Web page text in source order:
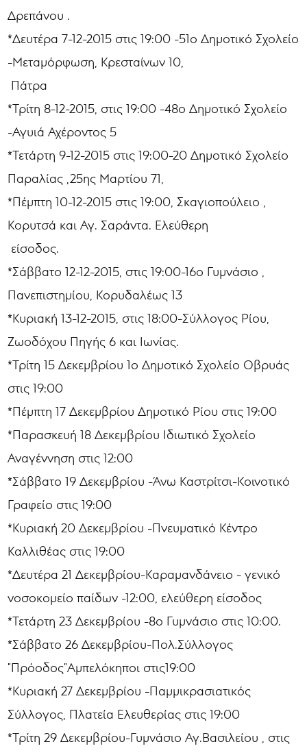
Δρεπάνου .
*Δευτέρα 7-12-2015 στις 19:00 -51ο Δημοτικό Σχολείο
-Μεταμόρφωση, Κρεσταίνων 10,
Πάτρα
*Τρίτη 8-12-2015, στις 19:00 -48ο Δημοτικό Σχολείο
-Αγυιά Αχέροντος 5
*Τετάρτη 9-12-2015 στις 19:00-20 Δημοτικό Σχολείο
Παραλίας ,25ης Μαρτίου 71,
*Πέμπτη 10-12-2015 στις 19:00, Σκαγιοπούλειο ,
Κορυτσά και Αγ. Σαράντα. Ελεύθερη
είσοδος.
*Σάββατο 12-12-2015, στις 19:00-16ο Γυμνάσιο ,
Πανεπιστημίου, Κορυδαλέως 13
*Κυριακή 13-12-2015, στις 18:00-Σύλλογος Ρίου,
Ζωοδόχου Πηγής 6 και Ιωνίας.
*Τρίτη 15 Δεκεμβρίου 1ο Δημοτικό Σχολείο Οβρυάς
στις 19:00
*Πέμπτη 17 Δεκεμβρίου Δημοτικό Ρίου στις 19:00
*Παρασκευή 18 Δεκεμβρίου Ιδιωτικό Σχολείο
Αναγέννηση στις 12:00
*Σάββατο 19 Δεκεμβρίου -Άνω Καστρίτσι-Κοινοτικό
Γραφείο στις 19:00
*Κυριακή 20 Δεκεμβρίου -Πνευματικό Κέντρο
Καλλιθέας στις 19:00
*Δευτέρα 21 Δεκεμβρίου-Καραμανδάνειο - γενικό
νοσοκομείο παίδων -12:00, ελεύθερη είσοδος
*Τετάρτη 23 Δεκεμβρίου -8ο Γυμνάσιο στις 10:00.
*Σάββατο 26 Δεκεμβρίου-Πολ.Σύλλογος
"Πρόοδος"Αμπελόκηποι στις19:00
*Κυριακή 27 Δεκεμβρίου -Παμμικρασιατικός
Σύλλογος, Πλατεία Ελευθερίας στις 19:00
*Τρίτη 29 Δεκεμβρίου-Γυμνάσιο Αγ.Βασιλείου , στις